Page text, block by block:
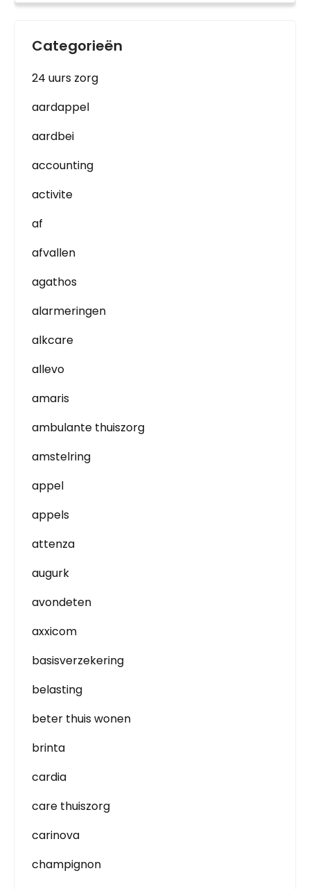
Categorieën
24 uurs zorg
aardappel
aardbei
accounting
activite
af
afvallen
agathos
alarmeringen
alkcare
allevo
amaris
ambulante thuiszorg
amstelring
appel
appels
attenza
augurk
avondeten
axxicom
basisverzekering
belasting
beter thuis wonen
brinta
cardia
care thuiszorg
carinova
champignon